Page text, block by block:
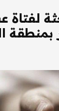
لفتاة